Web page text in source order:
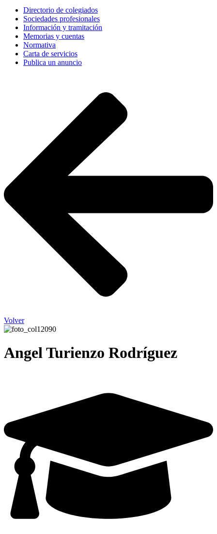
Directorio de colegiados
Sociedades profesionales
Información y tramitación
Memorias y cuentas
Normativa
Carta de servicios
Publica un anuncio
Volver
Angel Turienzo Rodríguez